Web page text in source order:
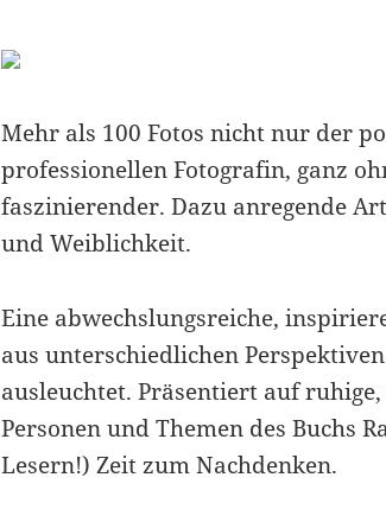
Mehr als 100 Fotos nicht nur der
professionellen Fotografin, ganz
faszinierender. Dazu anregende
und Weiblichkeit.
Eine abwechslungsreiche,
aus unterschiedlichen
ausleuchtet. Präsentiert auf
Personen und Themen des Buchs
Lesern!) Zeit zum Nachdenken.